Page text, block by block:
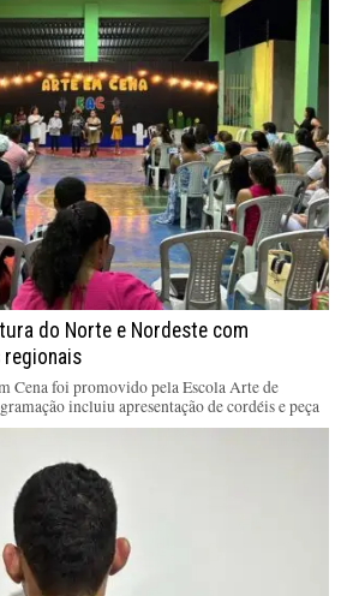
do Norte e Nordeste com
regionais
Cena foi promovido pela Escola Arte de
incluiu apresentação de cordéis e peça